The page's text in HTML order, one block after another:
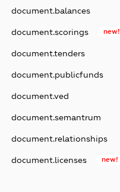
document.balances
document.scorings new!
document.tenders
document.publicfunds
document.ved
document.semantrum
document.relationships
document.licenses new!